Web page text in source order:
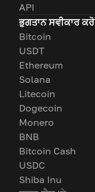
API
ਭੁਗਤਾਨ ਸਵੀਕਾਰ ਕਰੋ
Bitcoin
USDT
Ethereum
Solana
Litecoin
Dogecoin
Monero
BNB
Bitcoin Cash
USDC
Shiba Inu